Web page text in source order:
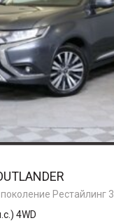
Рестайлинг 3
4WD